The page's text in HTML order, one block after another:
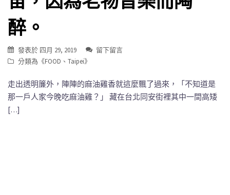
醉。
發表於 四月 29, 2019
留下留言
分類為《FOOD 、 Taipei》
走出透明簾外，陣陣的麻油雞香就這麼飄了過來，「不知道是
那一戶人家今晚吃麻油雞？」 藏在台北同安街裡其中一間高矮
[…]